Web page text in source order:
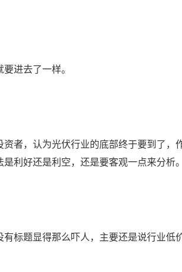
进去了一样。
者，认为光伏行业的底部终于要到了
利好还是利空，还是要客观一点来分析。
标题显得那么吓人，主要还是说行业